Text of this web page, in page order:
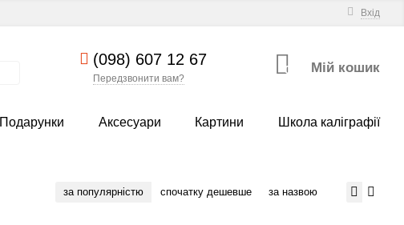
Вхід
(098) 607 12 67
Передзвонити вам?
0 Мій кошик
Подарунки Аксесуари Картини Школа каліграфії
за популярністю спочатку дешевше за назвою